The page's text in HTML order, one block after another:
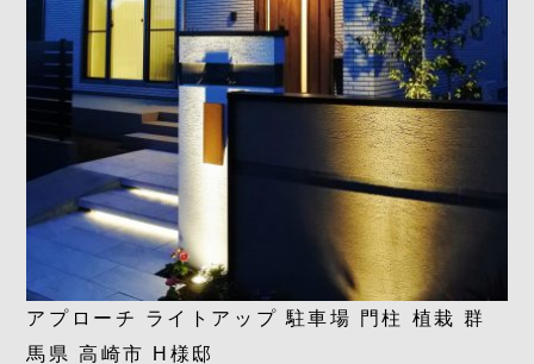
アプローチ ライトアップ 駐車場 門柱 植栽 群
馬県 高崎市 H様邸